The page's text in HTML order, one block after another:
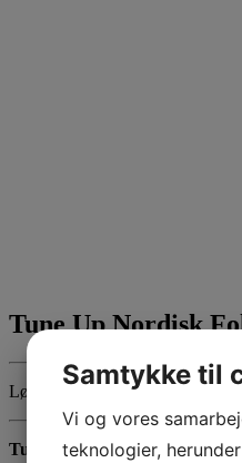
Tune Up Nordisk
Lørdag den 11. april – søndag
Tune-Up Folkebåd – Klar til
Samtykke til
Vi og vores
teknologier,